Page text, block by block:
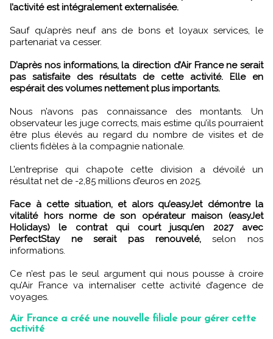
l’activité est intégralement externalisée.
Sauf qu’après neuf ans de bons et loyaux services, le
partenariat va cesser.
D’après nos informations, la direction d’Air France ne serait
pas satisfaite des résultats de cette activité. Elle en
espérait des volumes nettement plus importants.
Nous n’avons pas connaissance des montants. Un
observateur les juge corrects, mais estime qu’ils pourraient
être plus élevés au regard du nombre de visites et de
clients fidèles à la compagnie nationale.
L’entreprise qui chapote cette division a dévoilé un
résultat net de -2,85 millions d’euros en 2025.
Face à cette situation, et alors qu’easyJet démontre la
vitalité hors norme de son opérateur maison (easyJet
Holidays) le contrat qui court jusqu’en 2027 avec
PerfectStay ne serait pas renouvelé,selon nos
informations.
Ce n’est pas le seul argument qui nous pousse à croire
qu’Air France va internaliser cette activité d’agence de
voyages.
Air France a créé une nouvelle filiale pour gérer cette
activité